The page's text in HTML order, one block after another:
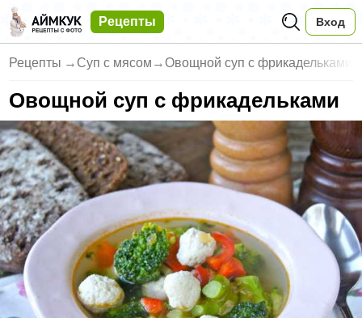
Рецепты Вход
Рецепты → Суп с мясом →Овощной суп с фрикадельками
Овощной суп с фрикадельками